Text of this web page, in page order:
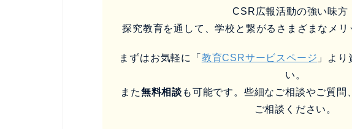
CSR広報活動の強い味方
探究教育を通して、学校と繋がるさまざまなメ
まずはお気軽に「 教育CSRサービスページ 」よ
い。
また無料相談 も可能です。些細なご相談やご質問
ご相談ください。